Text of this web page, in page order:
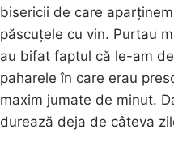
bisericii de care
păscuțele cu vin. Purtau
au bifat faptul că le-am
paharele în care erau
maxim jumate de minut.
durează deja de câteva